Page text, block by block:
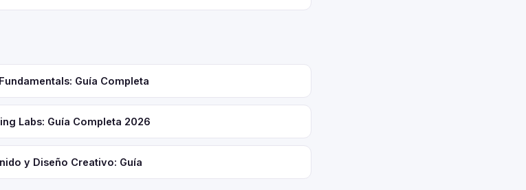
Guía Completa
Labs: Guía Completa 2026
y Diseño Creativo: Guía